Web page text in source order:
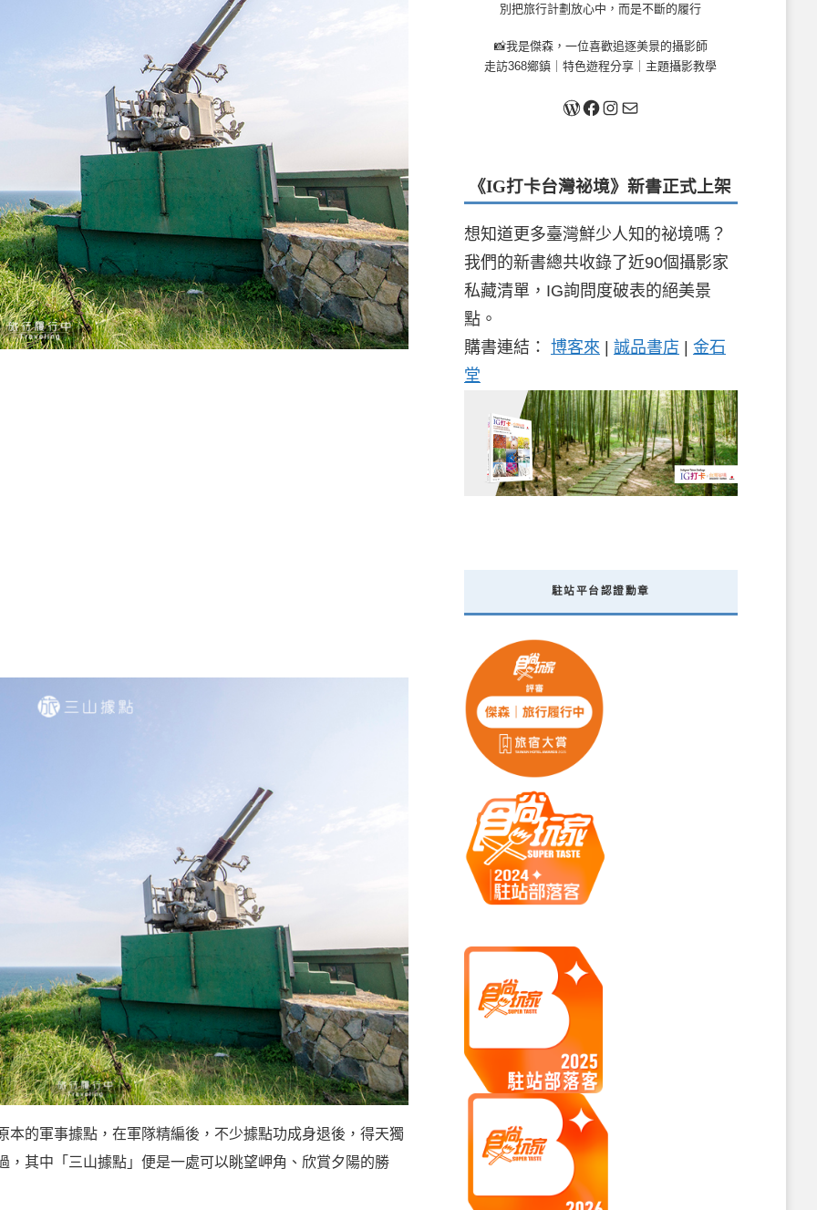
本的軍事據點，在軍隊精編後，不少據點功成身退後，得天獨
，其中「三山據點」便是一處可以眺望岬角、欣賞夕陽的勝
別把旅行計劃放心中，而是不斷的履行
📸我是傑森，一位喜歡追逐美景的攝影師
走訪368鄉鎮｜特色遊程分享｜主題攝影教學
關於我 Facebook
Instagram
《IG打卡台灣祕境》新書正式上架
想知道更多臺灣鮮少人知的祕境嗎？
我們的新書總共收錄了近90個攝影家
私藏清單，IG詢問度破表的絕美景
點。
購書連結： 博客來 | 誠品書店 | 金石
堂
駐站平台認證勳章